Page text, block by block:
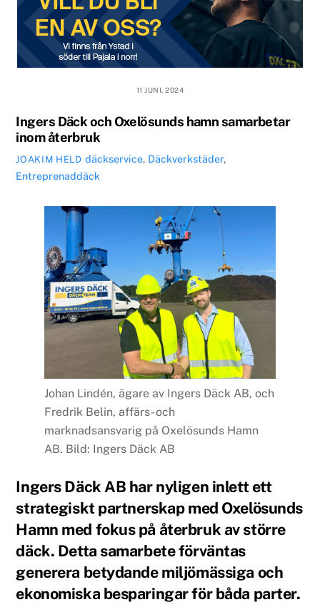
11 JUNI, 2024
Ingers Däck och Oxelösunds hamn samarbetar
inom återbruk
JOAKIM HELD däckservice, Däckverkstäder,
Entreprenaddäck
Johan Lindén, ägare av Ingers Däck AB, och
Fredrik Belin, affärs- och
marknadsansvarig på Oxelösunds Hamn
AB. Bild: Ingers Däck AB
Ingers Däck AB har nyligen inlett ett
strategiskt partnerskap med Oxelösunds
Hamn med fokus på återbruk av större
däck. Detta samarbete förväntas
generera betydande miljömässiga och
ekonomiska besparingar för båda parter.